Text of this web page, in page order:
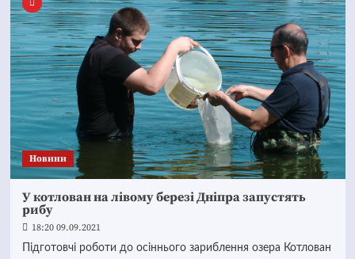
Новини
У котлован на лівому березі Дніпра запустять
рибу
18:20 09.09.2021
Підготовчі роботи до осіннього зариблення озера Котлован